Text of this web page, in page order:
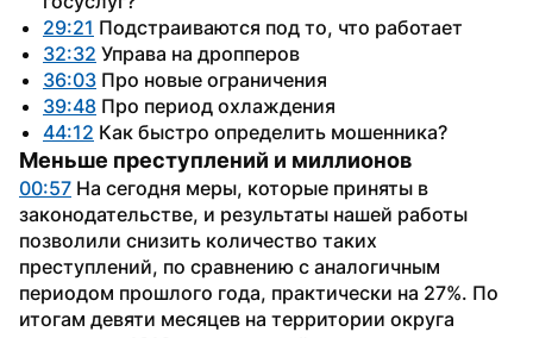
29:21 Подстраиваются под то, что работает
32:32 Управа на дропперов
36:03 Про новые ограничения
39:48 Про период охлаждения
44:12 Как быстро определить мошенника?
Меньше преступлений и миллионов
00:57 На сегодня меры, которые приняты в
законодательстве, и результаты нашей работы
позволили снизить количество таких
преступлений, по сравнению с аналогичным
периодом прошлого года, практически на 27%. По
итогам девяти месяцев на территории округа